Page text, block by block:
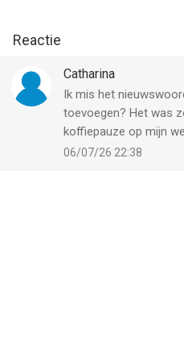
Reactie
Catharina
Ik mis het
toevoegen? Het was
koffiepauze op mijn
06/07/26 22:38